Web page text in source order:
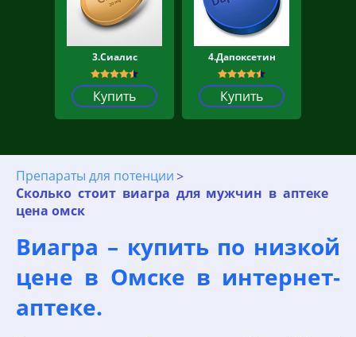
3.Сиалис
Купить
4.Дапоксетин
Купить
Препараты для потенции
Сколько стоит виагра для мужчин в аптеке
цена омск
Виагра – купить по низкой
цене в Омске в интернет‐
аптеке.